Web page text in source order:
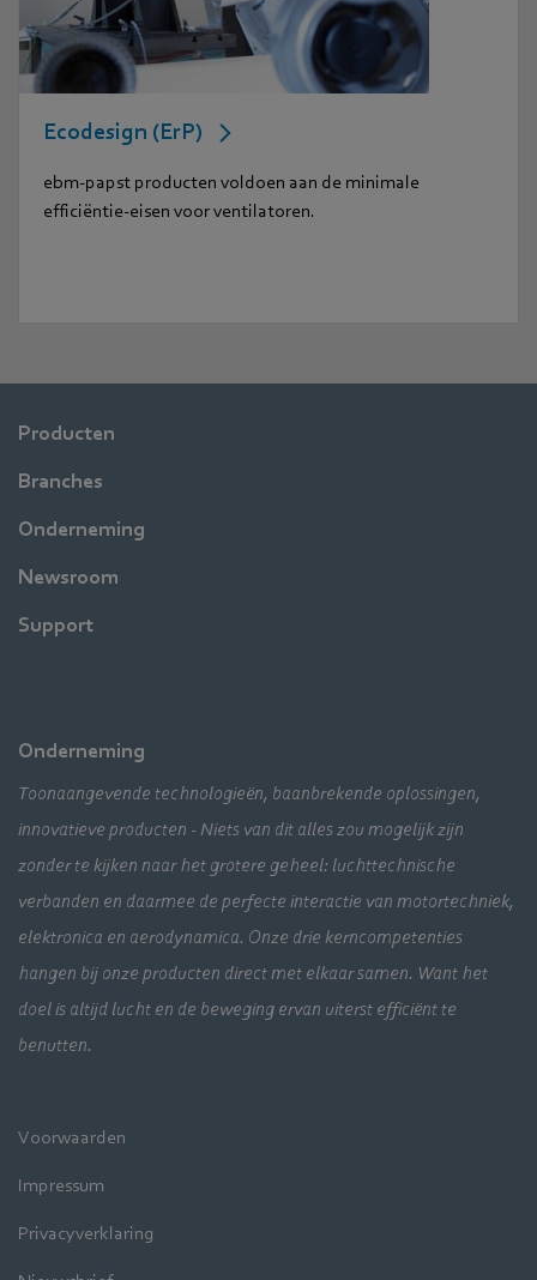
Ecodesign (ErP)
ebm-papst producten voldoen aan de minimale
efficiëntie-eisen voor ventilatoren.
Producten
Branches
Onderneming
Newsroom
Support
Onderneming
Toonaangevende technologieën, baanbrekende oplossingen,
innovatieve producten - Niets van dit alles zou mogelijk zijn
zonder te kijken naar het grotere geheel: luchttechnische
verbanden en daarmee de perfecte interactie van motortechniek,
elektronica en aerodynamica. Onze drie kerncompetenties
hangen bij onze producten direct met elkaar samen. Want het
doel is altijd lucht en de beweging ervan uiterst efficiënt te
benutten.
Voorwaarden
Impressum
Privacyverklaring